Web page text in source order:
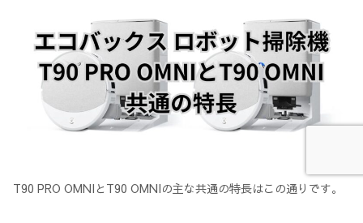
T90 PRO OMNIとT90 OMNIの主な共通の特長はこの通りです。